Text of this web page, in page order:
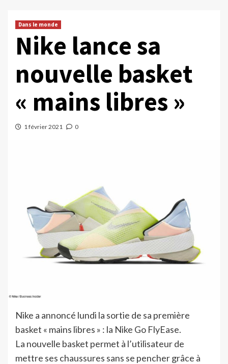
Dans le monde
Nike lance sa
nouvelle basket
« mains libres »
1 février 2021 0
Nike a annoncé lundi la sortie de sa première
basket « mains libres » : la Nike Go FlyEase.
La nouvelle basket permet à l’utilisateur de
mettre ses chaussures sans se pencher grâce à